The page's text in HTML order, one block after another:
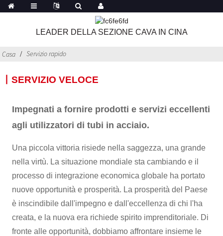
LEADER DELLA SEZIONE CAVA IN CINA
Casa Servizio rapido
丨SERVIZIO VELOCE
Impegnati a fornire prodotti e servizi eccellenti
agli utilizzatori di tubi in acciaio.
Una piccola vittoria risiede nella saggezza, una grande
nella virtù. La situazione mondiale sta cambiando e il
processo di integrazione economica globale ha portato
nuove opportunità e prosperità. La prosperità del Paese
è inscindibile dall'impegno e dall'eccellenza di chi l'ha
creata, e la nuova era richiede spirito imprenditoriale. Di
fronte alle opportunità, dobbiamo affrontare insieme le